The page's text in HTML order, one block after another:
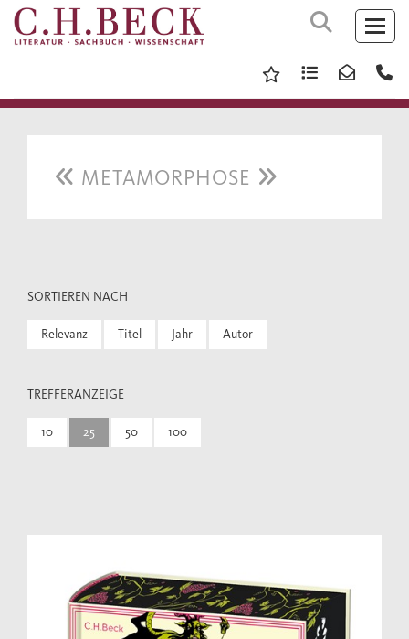
METAMORPHOSE
SORTIEREN NACH
Relevanz Titel Jahr Autor
TREFFERANZEIGE
10 25 50 100